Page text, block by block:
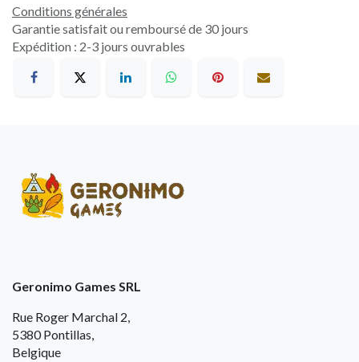
Conditions générales
Garantie satisfait ou remboursé de 30 jours
Expédition : 2-3 jours ouvrables
Geronimo Games SRL
Rue Roger Marchal 2,
5380 Pontillas,
Belgique